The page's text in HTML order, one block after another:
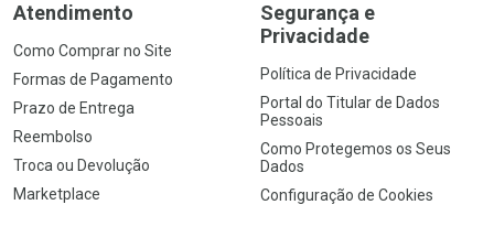
Atendimento
Como Comprar no Site
Formas de Pagamento
Prazo de Entrega
Reembolso
Troca ou Devolução
Marketplace
Segurança e
Privacidade
Política de Privacidade
Portal do Titular de Dados
Pessoais
Como Protegemos os Seus
Dados
Configuração de Cookies